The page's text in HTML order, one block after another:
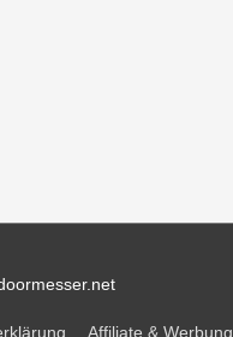
Affiliate & Werbung